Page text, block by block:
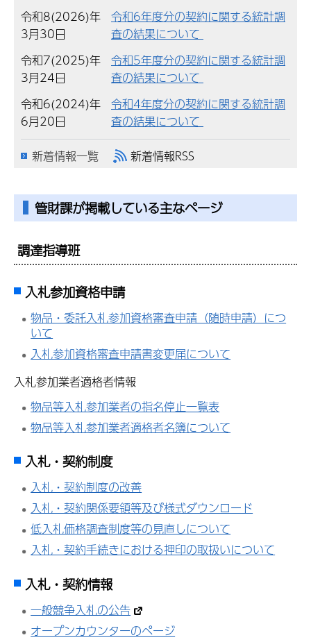
令和8(2026)年
3月30日
令和6年度分の契約に関する統計調
査の結果について
令和7(2025)年
3月24日
令和5年度分の契約に関する統計調
査の結果について
令和6(2024)年
6月20日
令和4年度分の契約に関する統計調
査の結果について
新着情報一覧
新着情報RSS
管財課が掲載している主なページ
調達指導班
入札参加資格申請
物品・委託入札参加資格審査申請（随時申請）につ
いて
入札参加資格審査申請書変更届について
入札参加業者適格者情報
物品等入札参加業者の指名停止一覧表
物品等入札参加業者適格者名簿について
入札・契約制度
入札・契約制度の改善
入札・契約関係要領等及び様式ダウンロード
低入札価格調査制度等の見直しについて
入札・契約手続きにおける押印の取扱いについて
入札・契約情報
一般競争入札の公告
オープンカウンターのページ